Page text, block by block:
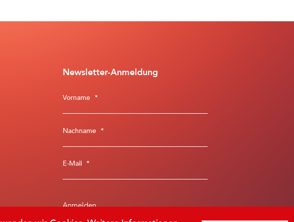
Newsletter-Anmeldung
Vorname *
Nachname *
E-Mail *